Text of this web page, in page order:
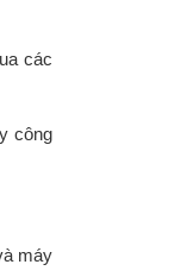
các
công
máy